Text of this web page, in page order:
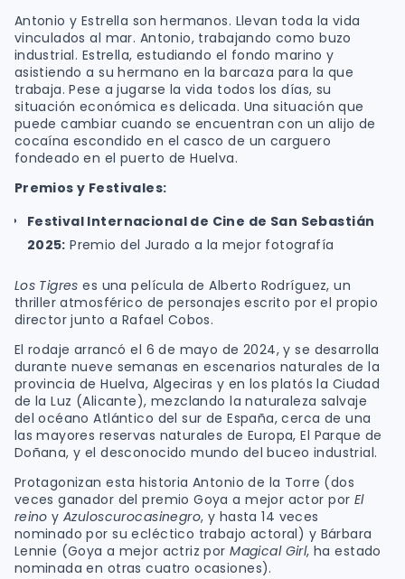
Antonio y Estrella son hermanos. Llevan toda la vida
vinculados al mar. Antonio, trabajando como buzo
industrial. Estrella, estudiando el fondo marino y
asistiendo a su hermano en la barcaza para la que
trabaja. Pese a jugarse la vida todos los días, su
situación económica es delicada. Una situación que
puede cambiar cuando se encuentran con un alijo de
cocaína escondido en el casco de un carguero
fondeado en el puerto de Huelva.
Premios y Festivales:
Festival Internacional de Cine de San Sebastián
2025: Premio del Jurado a la mejor fotografía
Los Tigres es una película de Alberto Rodríguez, un
thriller atmosférico de personajes escrito por el propio
director junto a Rafael Cobos.
El rodaje arrancó el 6 de mayo de 2024, y se desarrolla
durante nueve semanas en escenarios naturales de la
provincia de Huelva, Algeciras y en los platós la Ciudad
de la Luz (Alicante), mezclando la naturaleza salvaje
del océano Atlántico del sur de España, cerca de una
las mayores reservas naturales de Europa, El Parque de
Doñana, y el desconocido mundo del buceo industrial.
Protagonizan esta historia Antonio de la Torre (dos
veces ganador del premio Goya a mejor actor por El
reino yAzuloscurocasinegro, y hasta 14 veces
nominado por su ecléctico trabajo actoral) y Bárbara
Lennie (Goya a mejor actriz porMagical Girl, ha estado
nominada en otras cuatro ocasiones).